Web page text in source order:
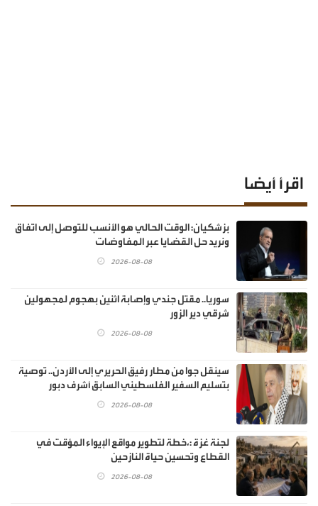
اقرأ أيضا
بزشكيان: الوقت الحالي هو الأنسب للتوصل إلى اتفاق
ونريد حل القضايا عبر المفاوضات
2026-08-08
سوريا.. مقتل جندي وإصابة اثنين بهجوم لمجهولين
شرقي دير الزور
2026-08-08
سينقل جوا من مطار رفيق الحريري إلى الأردن.. توصية
بتسليم السفير الفلسطيني السابق أشرف دبور
2026-08-08
لجنة غزة :،خطة لتطوير مواقع الإيواء المؤقت في
القطاع وتحسين حياة النازحين
2026-08-08